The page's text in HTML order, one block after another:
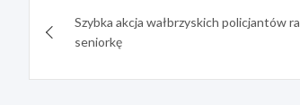
wpisuSzybka akcja wałbrzyskich policjantów
seniorkę